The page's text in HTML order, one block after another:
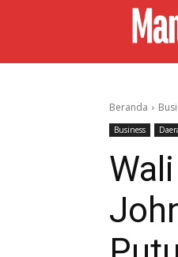
Beranda
Business